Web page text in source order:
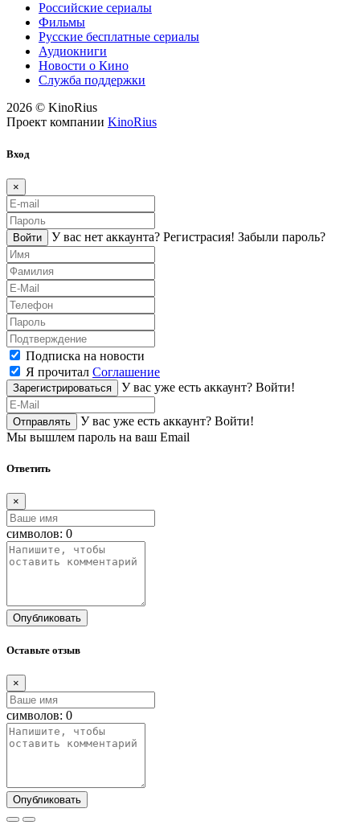
Российские сериалы
Фильмы
Русские бесплатные сериалы
Аудиокниги
Новости о Кино
Служба поддержки
2026 © KinoRius
Проект компании KinoRius
Вход
×
Войти У вас нет аккаунта? Регистраcия! Забыли пароль?
Подписка на новости
Я прочитал Соглашение
Зарегистрироваться У вас уже есть аккаунт? Войти!
Отправлять У вас уже есть аккаунт? Войти!
Мы вышлем пароль на ваш Email
Ответить
×
символов: 0
Опубликовать
Оставьте отзыв
×
символов: 0
Опубликовать